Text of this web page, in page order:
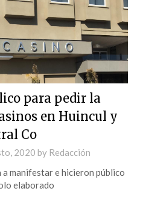
para pedir la
en Huincul y
Co
2020 by Redacción
manifestar e hicieron público
elaborado